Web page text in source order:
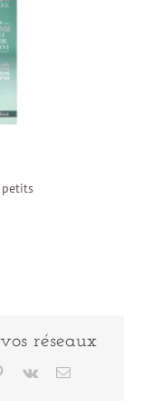
petits
réseaux
Pinterest
Vk Email